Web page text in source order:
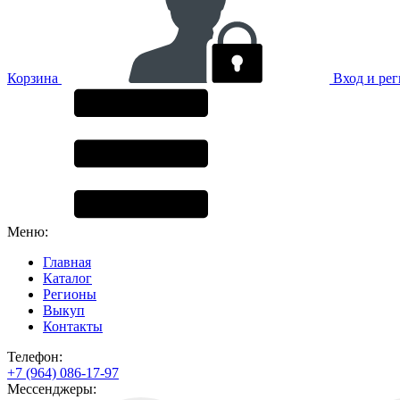
Корзина Вход и
Меню:
Главная
Каталог
Регионы
Выкуп
Контакты
Телефон:
+7 (964) 086-17-97
Мессенджеры: